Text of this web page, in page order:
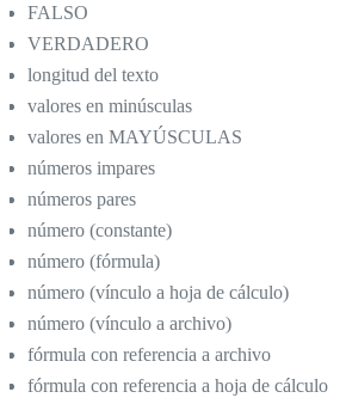
FALSO
VERDADERO
longitud del texto
valores en minúsculas
valores en MAYÚSCULAS
números impares
números pares
número (constante)
número (fórmula)
número (vínculo a hoja de cálculo)
número (vínculo a archivo)
fórmula con referencia a archivo
fórmula con referencia a hoja de cálculo